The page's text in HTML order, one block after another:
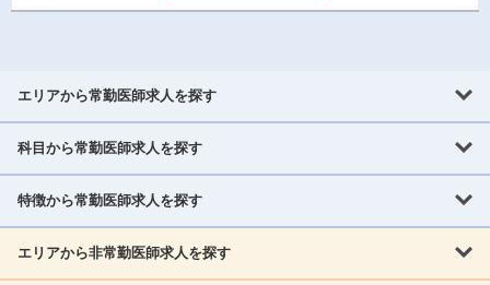
エリアから常勤医師求人を探す
北海道・東北
北海道 青森県 岩手県
科目から常勤医師求人を探す
内科系
消化器科 呼吸器科
特徴から常勤医師求人を探す
救急対応なし 女性医師歓迎
エリアから非常勤医師求人を探す